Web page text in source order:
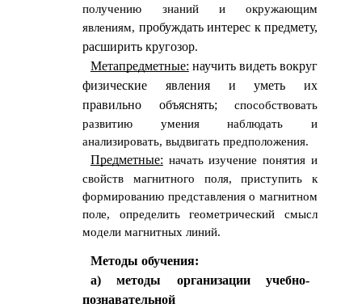
получению знаний и окружающим
явлениям, пробуждать интерес к предмету,
расширить кругозор.
Метапредметные: научить видеть вокруг
физические явления и уметь их
правильно объяснять; способствовать
развитию умения наблюдать и
анализировать, выдвигать предположения.
Предметные: начать изучение понятия и
свойств магнитного поля, приступить к
формированию представления о магнитном
поле, определить геометрический смысл
модели магнитных линий.
Методы обучения:
а) методы организации учебно-
познавательной